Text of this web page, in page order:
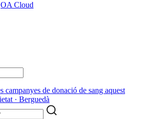
OA Cloud
campanyes de donació de sang aquest
· Berguedà